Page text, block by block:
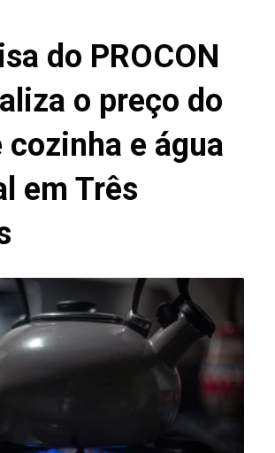
do PROCON
o preço do
cozinha e água
em Três